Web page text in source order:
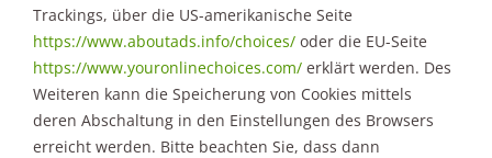
Trackings, über die US-amerikanische Seite
https://www.aboutads.info/choices/ oder die EU-Seite
https://www.youronlinechoices.com/ erklärt werden. Des
Weiteren kann die Speicherung von Cookies mittels
deren Abschaltung in den Einstellungen des Browsers
erreicht werden. Bitte beachten Sie, dass dann